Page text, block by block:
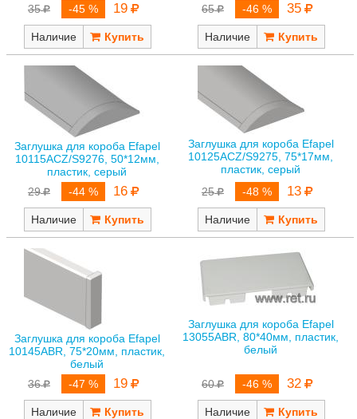
35 -45 % 19
Наличие
65
-46 % 35
Наличие
Заглушка для короба Efapel
10115ACZ/S9276, 50*12мм,
пластик, серый
29
-44 % 16
Наличие
Заглушка для короба Efapel
10125ACZ/S9275, 75*17мм,
пластик, серый
25
-48 % 13
Наличие
Заглушка для короба Efapel
10145ABR, 75*20мм, пластик,
белый
36
-47 % 19
Наличие
Заглушка для короба Efapel
13055ABR, 80*40мм, пластик,
белый
60 -46 % 32
Наличие